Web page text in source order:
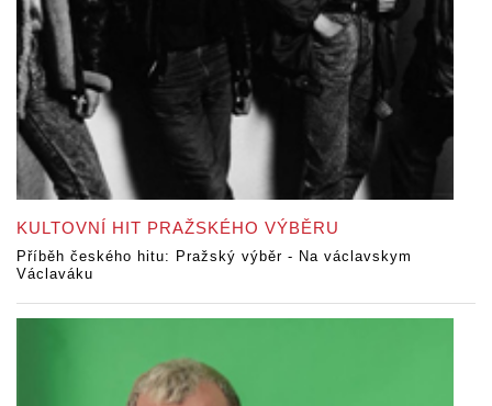
KULTOVNÍ HIT PRAŽSKÉHO VÝBĚRU
Příběh českého hitu: Pražský výběr - Na václavskym
Václaváku